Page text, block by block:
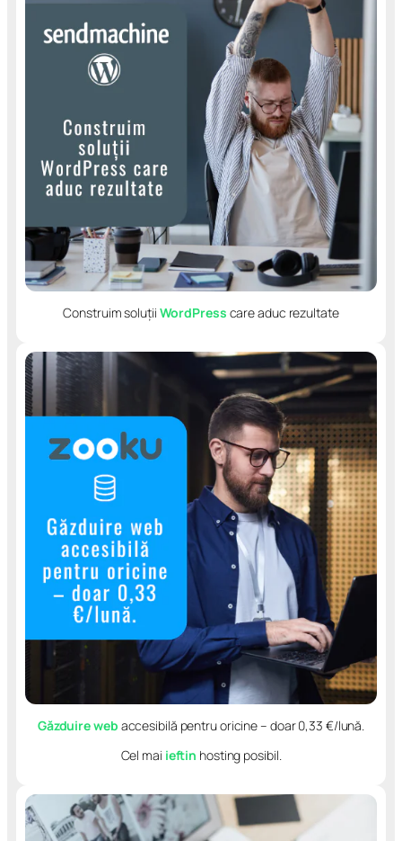
Construim soluții WordPress care aduc rezultate
Găzduire web accesibilă pentru oricine – doar 0,33 €/lună.
Cel mai ieftin hosting posibil.